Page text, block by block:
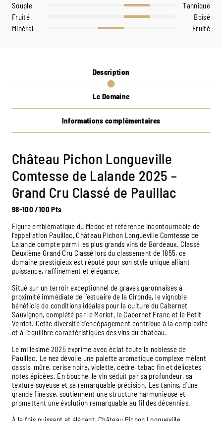
Souple
Tannique
Fruité
Boisé
Minéral
Fruité
Description
Le Domaine
Informations complémentaires
Château Pichon Longueville
Comtesse de Lalande 2025 –
Grand Cru Classé de Pauillac
98-100/100 Pts
Figure emblématique du Médoc et référence incontournable de
l’appellation Pauillac, Château Pichon Longueville Comtesse de
Lalande compte parmi les plus grands vins de Bordeaux. Classé
Deuxième Grand Cru Classé lors du classement de 1855, ce
domaine prestigieux est réputé pour son style unique alliant
puissance, raffinement et élégance.
Situé sur un terroir exceptionnel de graves garonnaises à
proximité immédiate de l’estuaire de la Gironde, le vignoble
bénéficie de conditions idéales pour la culture du Cabernet
Sauvignon, complété par le Merlot, le Cabernet Franc et le Petit
Verdot. Cette diversité d’encépagement contribue à la complexité
et à l’équilibre caractéristiques des vins du château.
Le millésime 2025 exprime avec éclat toute la noblesse de
Pauillac. Le nez dévoile une palette aromatique complexe mêlant
cassis, mûre, cerise noire, violette, cèdre, tabac fin et délicates
notes épicées. En bouche, le vin séduit par sa profondeur, sa
texture soyeuse et sa remarquable précision. Les tanins, d’une
grande finesse, soutiennent une structure harmonieuse et
promettent une évolution remarquable au fil des décennies.